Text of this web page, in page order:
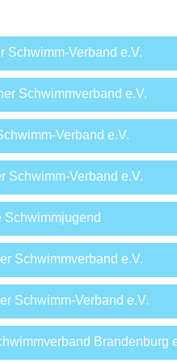
Schwimm-Verband e.V.
Schwimmverband e.V.
Verband e.V.
Schwimm-Verband e.V.
Schwimmjugend
Schwimmverband e.V.
Schwimm-Verband e.V.
Brandenburg